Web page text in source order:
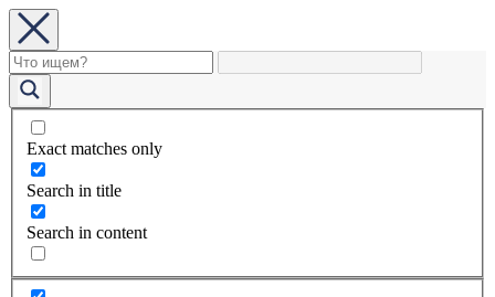
Exact matches only
Search in title
Search in content